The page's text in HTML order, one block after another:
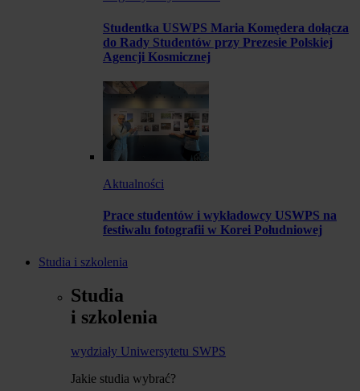
Studentka USWPS Maria Komędera dołącza
do Rady Studentów przy Prezesie Polskiej
Agencji Kosmicznej
Aktualności
Prace studentów i wykładowcy USWPS na
festiwalu fotografii w Korei Południowej
Studia i szkolenia
Studia
i szkolenia
wydziały Uniwersytetu SWPS
Jakie studia wybrać?